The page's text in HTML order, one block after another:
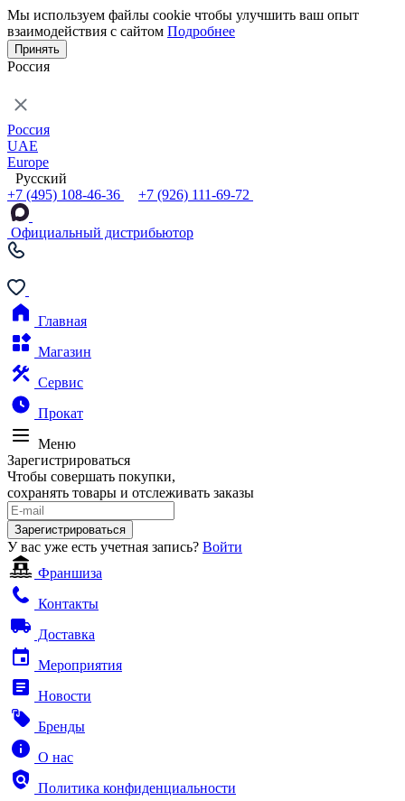
Мы используем файлы cookie чтобы улучшить ваш опыт
взаимодействия с сайтом Подробнее
Принять
Россия
Россия
UAE
Europe
Русский
+7 (495) 108-46-36
+7 (926) 111-69-72
Официальный дистрибьютор
Главная
Магазин
Сервис
Прокат
Меню
Зарегистрироваться
Чтобы совершать покупки,
сохранять товары и отслеживать заказы
Зарегистрироваться
У вас уже есть учетная запись? Войти
Франшиза
Контакты
Доставка
Мероприятия
Новости
Бренды
О нас
Политика конфиденциальности